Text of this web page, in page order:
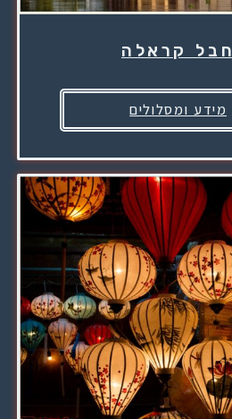
חבל קראלה
מידע ומסלולים